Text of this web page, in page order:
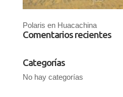
Polaris en Huacachina
Comentarios recientes
Categorías
No hay categorías